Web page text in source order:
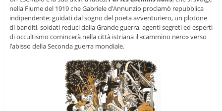
nella Fiume del 1919 che Gabriele d’Annunzio proclamò repubblica
indipendente: guidati dal sogno del poeta avventuriero, un plotone
di banditi, soldati reduci dalla Grande guerra, agenti segreti ed esperti
di occultismo comincerà nella città istriana il «cammino nero» verso
l’abisso della Seconda guerra mondiale.